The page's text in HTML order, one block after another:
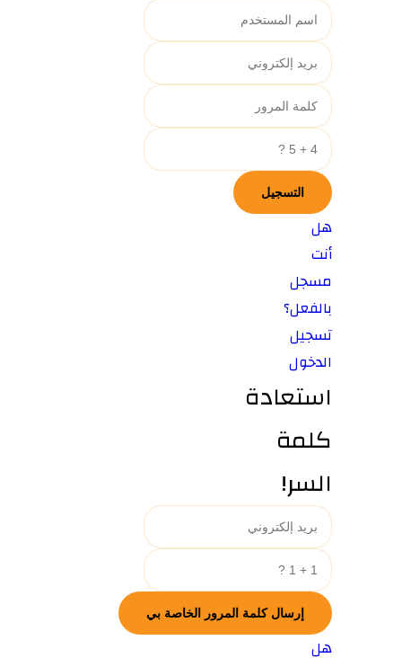
هل
أنت
مسجل
بالفعل؟
تسجيل
الدخول
استعادة
كلمة
السر!
هل